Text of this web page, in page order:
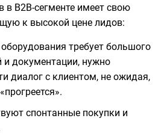
в B2B-сегменте имеет свою
к высокой цене лидов:
требует большого
и документации, нужно
диалог с клиентом, не ожидая,
спонтанные покупки и